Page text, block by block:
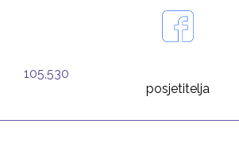
105,530
posjetitelja